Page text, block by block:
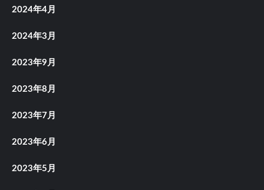
2024年4月
2024年3月
2023年9月
2023年8月
2023年7月
2023年6月
2023年5月